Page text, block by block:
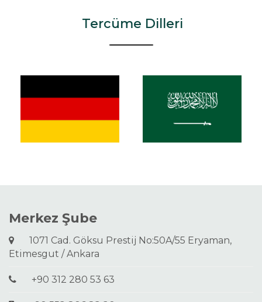
Tercüme Dilleri
Merkez Şube
1071 Cad. Göksu Prestij No:50A/55 Eryaman,
Etimesgut / Ankara
+90 312 280 53 63